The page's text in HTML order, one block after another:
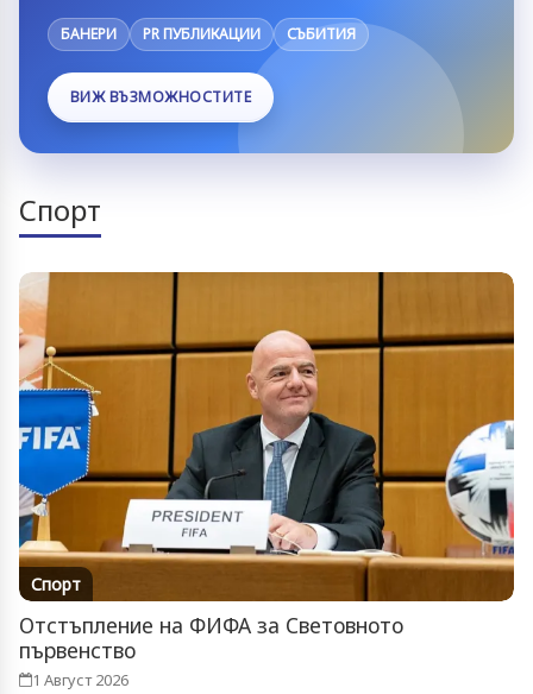
БАНЕРИ PR ПУБЛИКАЦИИ СЪБИТИЯ
ВИЖ ВЪЗМОЖНОСТИТЕ
Спорт
Спорт
Отстъпление на ФИФА за Световното
първенство
1 Август 2026